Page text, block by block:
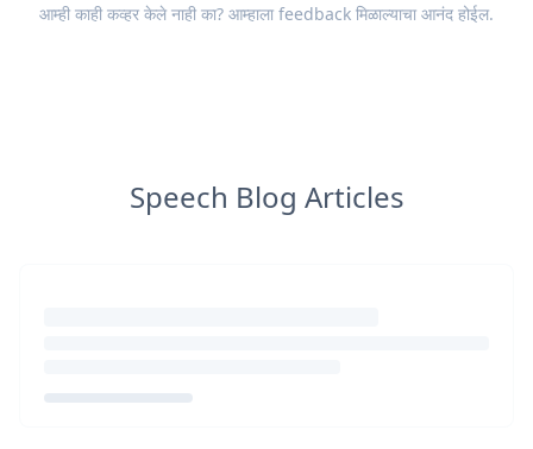
आम्ही काही कव्हर केले नाही का? आम्हाला feedback मिळाल्याचा आनंद होईल.
Speech Blog Articles